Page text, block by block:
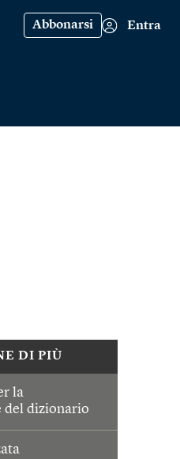
Abbonarsi Entra
DI PIÙ
la
del dizionario